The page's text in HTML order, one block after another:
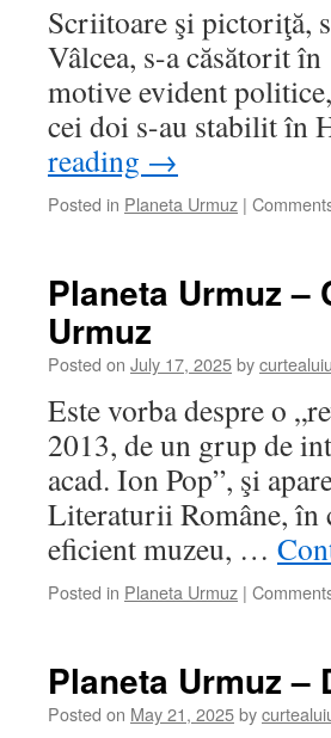
Scriitoare şi pictoriţă,
Vâlcea, s-a căsătorit
motive evident
cei doi s-au stabilit în
reading →
Posted in Planeta Urmuz |
Planeta Urmuz –
Urmuz
Posted on July 17, 2025by
Este vorba despre o
2013, de un grup de
acad. Ion Pop”, şi
Literaturii Române, în
eficient muzeu, …
Posted in Planeta Urmuz |
Planeta Urmuz –
Posted on May 21, 2025by